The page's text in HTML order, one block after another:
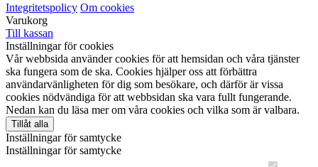
Integritetspolicy Om cookies
Varukorg
Till kassan
Inställningar för cookies
Vår webbsida använder cookies för att hemsidan och våra tjänster
ska fungera som de ska. Cookies hjälper oss att förbättra
användarvänligheten för dig som besökare, och därför är vissa
cookies nödvändiga för att webbsidan ska vara fullt fungerande.
Nedan kan du läsa mer om våra cookies och vilka som är valbara.
Tillåt alla
Inställningar för samtycke
Inställningar för samtycke